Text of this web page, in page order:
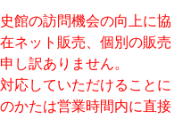
館の訪問機会の向上に協
ネット販売、個別の販売
し訳ありません。
応していただけることに
かたは営業時間内に直接